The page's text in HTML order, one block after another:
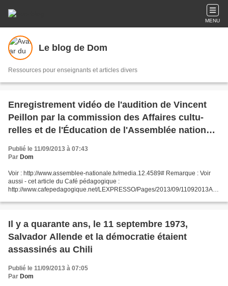
MENU
Le blog de Dom
Ressources pour enseignants et articles divers
Enregistrement vidéo de l'audition de Vincent
Peillon par la com­mis­sion des Affaires cultu­
relles et de l'Éducation de l'Assemblée nationale
le 10 septembre 2013
Publié le 11/09/2013 à 07:43
Par Dom
Voir : http://www.assemblee-nationale.tv/media.12.4589# Remarque : Voir
aussi - cet article du Café pédagogique :
http://www.cafepedagogique.net/LEXPRESSO/Pages/2013/09/11092013Arti
Il y a quarante ans, le 11 septembre 1973,
Salvador Allende et la démocratie étaient
assassinés au Chili
Publié le 11/09/2013 à 07:05
Par Dom